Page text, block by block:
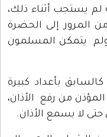
لم يستجب أثناء ذلك،
المرور إلى الحضرة
ولم يتمكن المسلمون
الحرم كالسابق بأعداد كبيرة
من رفع الأذان،
حتى لا يسمع الأذان.